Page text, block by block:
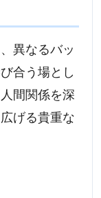
異なるバッ
合う場とし
間関係を深
げる貴重な